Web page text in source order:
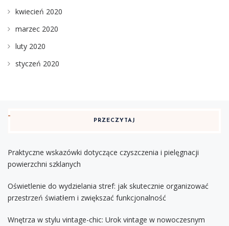
kwiecień 2020
marzec 2020
luty 2020
styczeń 2020
PRZECZYTAJ
Praktyczne wskazówki dotyczące czyszczenia i pielęgnacji
powierzchni szklanych
Oświetlenie do wydzielania stref: jak skutecznie organizować
przestrzeń światłem i zwiększać funkcjonalność
Wnętrza w stylu vintage-chic: Urok vintage w nowoczesnym